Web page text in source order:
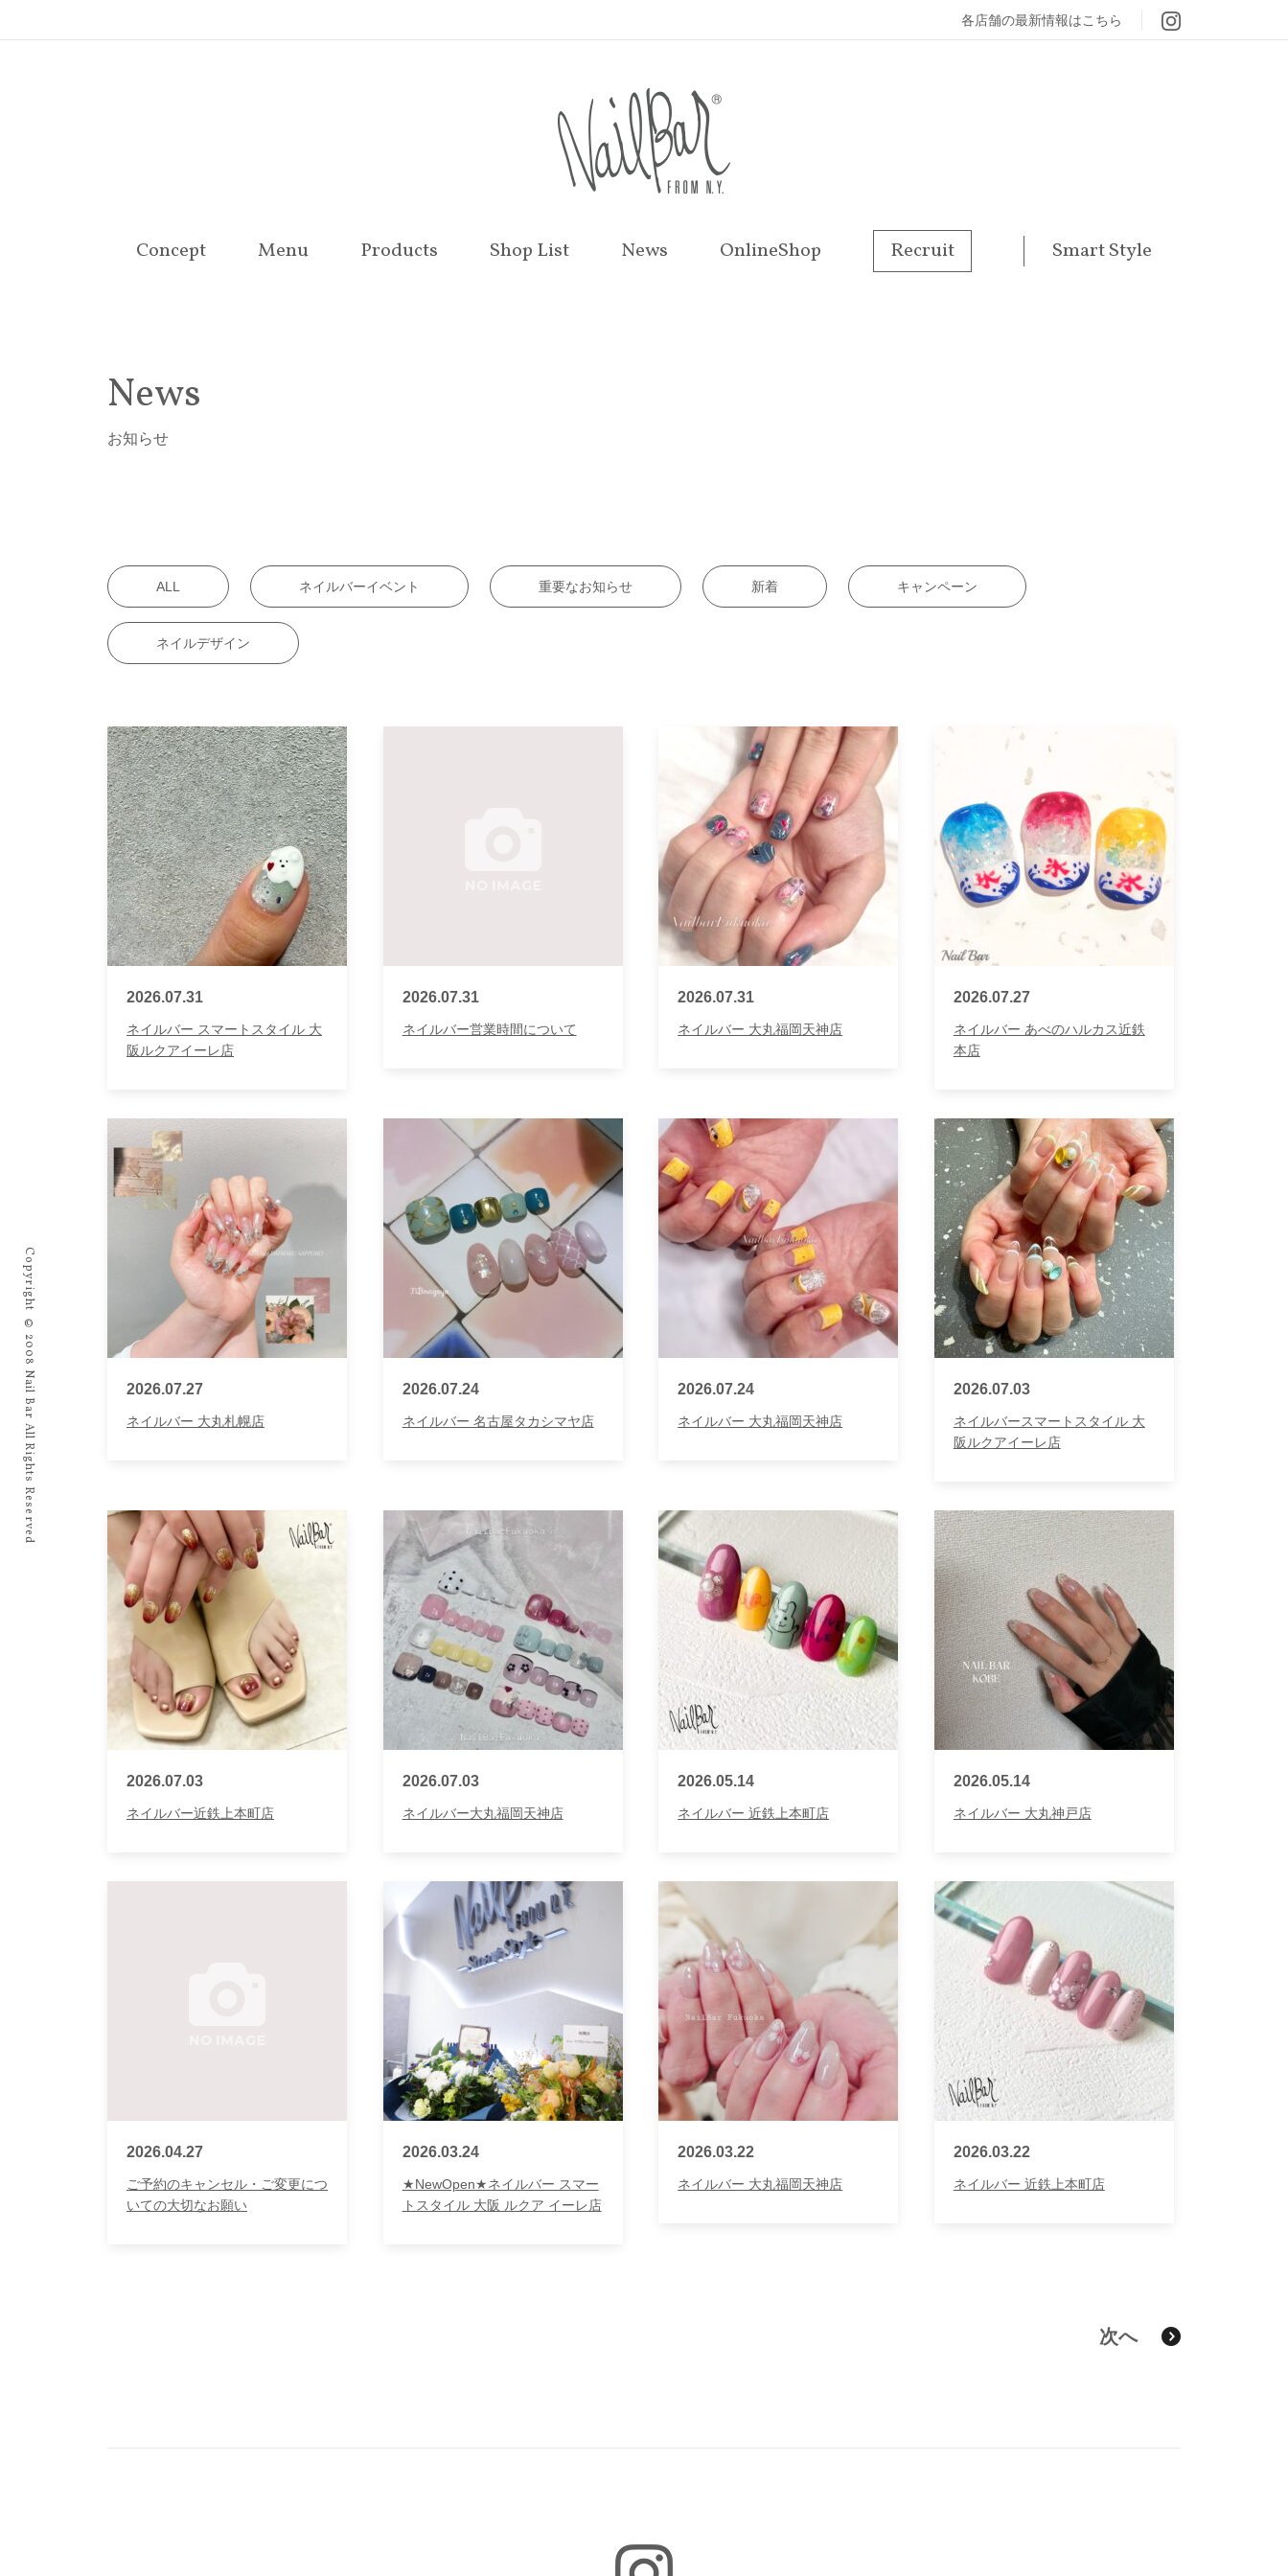
各店舗の最新情報はこちら
Concept Menu Products Shop List News OnlineShop Recruit Smart Style
News
お知らせ
ALL ネイルバーイベント 重要なお知らせ 新着 キャンペーン
ネイルデザイン
2026.07.31
ネイルバー スマートスタイル 大
阪ルクアイーレ店
2026.07.31
ネイルバー営業時間について
2026.07.31
ネイルバー 大丸福岡天神店
2026.07.27
ネイルバー あべのハルカス近鉄
本店
2026.07.27
ネイルバー 大丸札幌店
2026.07.24
ネイルバー 名古屋タカシマヤ店
2026.07.24
ネイルバー 大丸福岡天神店
2026.07.03
ネイルバースマートスタイル 大
阪ルクアイーレ店
2026.07.03
ネイルバー近鉄上本町店
2026.07.03
ネイルバー大丸福岡天神店
2026.05.14
ネイルバー 近鉄上本町店
2026.05.14
ネイルバー 大丸神戸店
2026.04.27
ご予約のキャンセル・ご変更につ
いての大切なお願い
2026.03.24
★NewOpen★ネイルバー スマー
トスタイル 大阪 ルクア イーレ店
2026.03.22
ネイルバー 大丸福岡天神店
2026.03.22
ネイルバー 近鉄上本町店
次へ
Copyright © 2008 Nail Bar All Rights Reserved